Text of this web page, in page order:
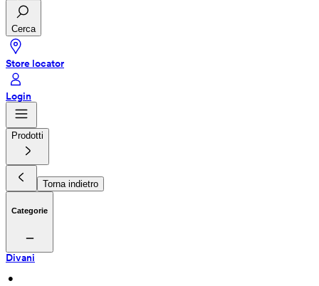
Cerca
Store locator
Login
Prodotti
Torna indietro
Categorie
Divani
•